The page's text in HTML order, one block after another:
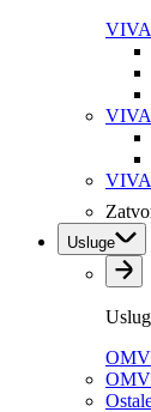
VIVA
Usluge
OMV
OMV